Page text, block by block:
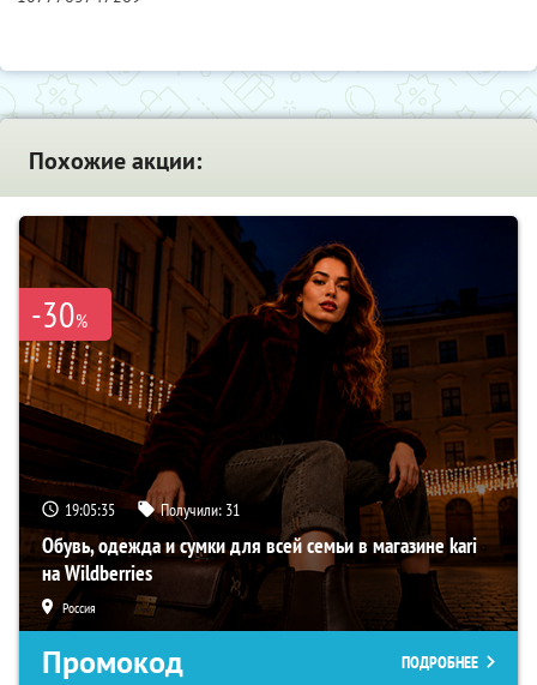
Похожие акции:
-30%
19:05:35 Получили: 31
Обувь, одежда и сумки для всей семьи в магазине kari
на Wildberries
Россия
Промокод ПОДРОБНЕЕ